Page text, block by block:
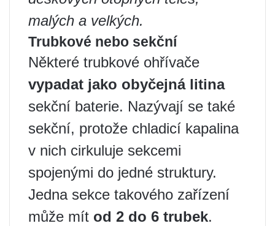
malých a velkých.
Trubkové nebo sekční
Některé trubkové ohřívače
vypadat jako obyčejná litina
sekční baterie. Nazývají se také
sekční, protože chladicí kapalina
v nich cirkuluje sekcemi
spojenými do jedné struktury.
Jedna sekce takového zařízení
může mít od 2 do 6 trubek.